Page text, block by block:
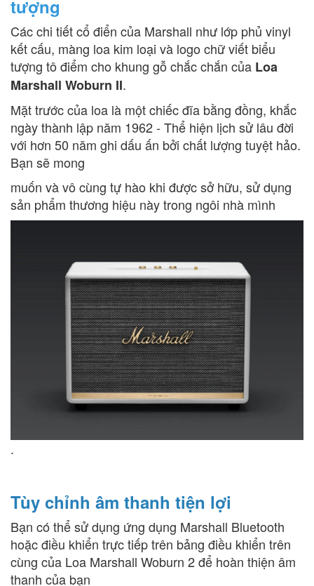
tượng
Các chi tiết cổ điển của Marshall như lớp phủ vinyl
kết cấu, màng loa kim loại và logo chữ viết biểu
tượng tô điểm cho khung gỗ chắc chắn của Loa
Marshall Woburn II.
Mặt trước của loa là một chiếc đĩa bằng đồng, khắc
ngày thành lập năm 1962 - Thể hiện lịch sử lâu đời
với hơn 50 năm ghi dấu ấn bởi chất lượng tuyệt hảo.
Bạn sẽ mong
muốn và vô cùng tự hào khi được sở hữu, sử dụng
sản phẩm thương hiệu này trong ngôi nhà mình
.
Tùy chỉnh âm thanh tiện lợi
Bạn có thể sử dụng ứng dụng Marshall Bluetooth
hoặc điều khiển trực tiếp trên bảng điều khiển trên
cùng của Loa Marshall Woburn 2 để hoàn thiện âm
thanh của bạn